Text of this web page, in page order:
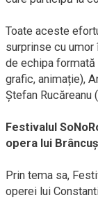
Toate aceste
surprinse cu
de echipa
grafic, animație),
Ștefan Rucăreanu
Festivalul
opera lui
Prin tema sa,
operei lui